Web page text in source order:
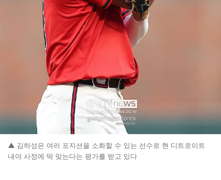
▲ 김하성은 여러 포지션을 소화할 수 있는 선수로 현 디트로이트
내야 사정에 딱 맞는다는 평가를 받고 있다